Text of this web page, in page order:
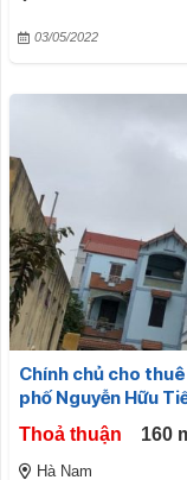
03/05/2022
Chính chủ cho
phố Nguyễn Hữu
Thoả thuận 160
Hà Nam